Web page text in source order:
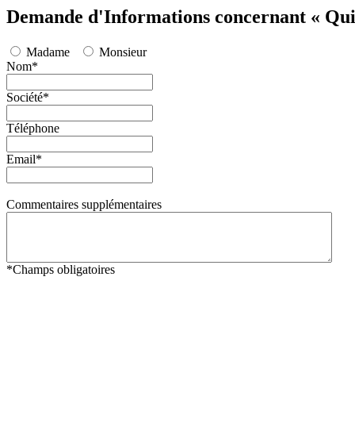
Demande d'Informations concernant « Qui
Madame
Monsieur
Nom*
Société*
Téléphone
Email*
Commentaires supplémentaires
*Champs obligatoires